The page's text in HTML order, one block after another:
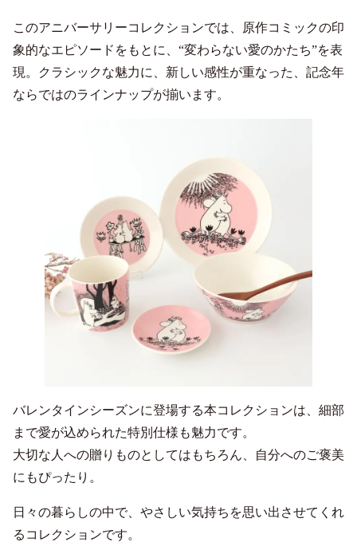
このアニバーサリーコレクションでは、原作コミックの印
象的なエピソードをもとに、“変わらない愛のかたち”を表
現。クラシックな魅力に、新しい感性が重なった、記念年
ならではのラインナップが揃います。
バレンタインシーズンに登場する本コレクションは、細部
まで愛が込められた特別仕様も魅力です。
大切な人への贈りものとしてはもちろん、自分へのご褒美
にもぴったり。
日々の暮らしの中で、やさしい気持ちを思い出させてくれ
るコレクションです。